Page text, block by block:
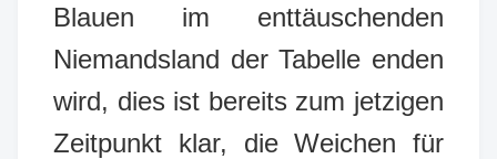
Blauen im enttäuschenden
Niemandsland der Tabelle enden
wird, dies ist bereits zum jetzigen
Zeitpunkt klar, die Weichen für